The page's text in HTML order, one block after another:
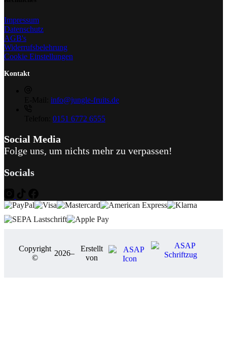
Impressum
Datenschutz
AGB's
Widerrufsbelehrung
Cookie Einstellungen
Kontakt
info@jungle-fruits.de
0151 6772 6555
Social Media
Folge uns, um nichts mehr zu verpassen!
Socials
Copyright
©
2026–
Erstellt
von